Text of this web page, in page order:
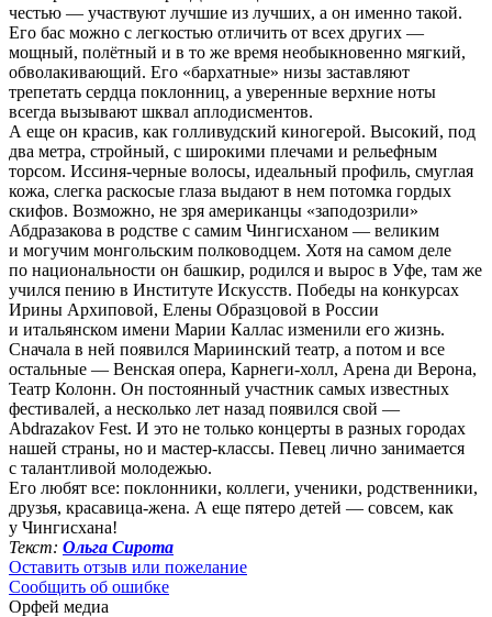
честью — участвуют лучшие из лучших, а он именно такой.
Его бас можно с легкостью отличить от всех других —
мощный, полётный и в то же время необыкновенно мягкий,
обволакивающий. Его «бархатные» низы заставляют
трепетать сердца поклонниц, а уверенные верхние ноты
всегда вызывают шквал аплодисментов.
А еще он красив, как голливудский киногерой. Высокий, под
два метра, стройный, с широкими плечами и рельефным
торсом. Иссиня-черные волосы, идеальный профиль, смуглая
кожа, слегка раскосые глаза выдают в нем потомка гордых
скифов. Возможно, не зря американцы «заподозрили»
Абдразакова в родстве с самим Чингисханом — великим
и могучим монгольским полководцем. Хотя на самом деле
по национальности он башкир, родился и вырос в Уфе, там же
учился пению в Институте Искусств. Победы на конкурсах
Ирины Архиповой, Елены Образцовой в России
и итальянском имени Марии Каллас изменили его жизнь.
Сначала в ней появился Мариинский театр, а потом и все
остальные — Венская опера, Карнеги-холл, Арена ди Верона,
Театр Колонн. Он постоянный участник самых известных
фестивалей, а несколько лет назад появился свой —
Abdrazakov Fest. И это не только концерты в разных городах
нашей страны, но и мастер-классы. Певец лично занимается
с талантливой молодежью.
Его любят все: поклонники, коллеги, ученики, родственники,
друзья, красавица-жена. А еще пятеро детей — совсем, как
у Чингисхана!
Текст: Ольга Сирота
Оставить отзыв или пожелание
Сообщить об ошибке
Орфей медиа